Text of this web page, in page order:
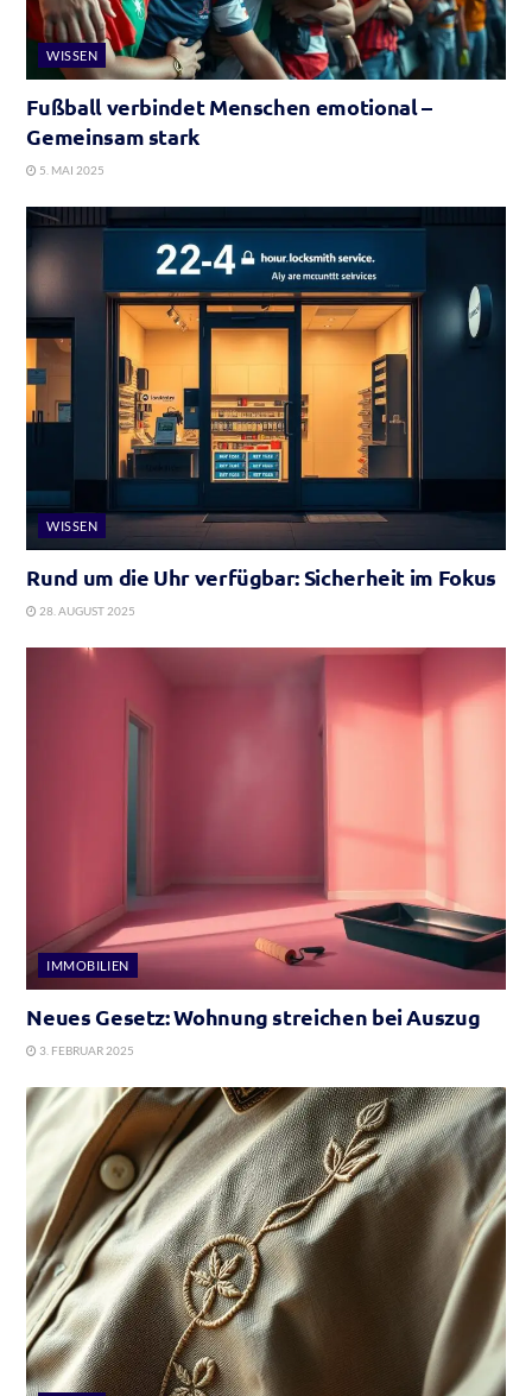
WISSEN
Fußball verbindet Menschen emotional –
Gemeinsam stark
5. MAI 2025
WISSEN
Rund um die Uhr verfügbar: Sicherheit im Fokus
28. AUGUST 2025
IMMOBILIEN
Neues Gesetz: Wohnung streichen bei Auszug
3. FEBRUAR 2025